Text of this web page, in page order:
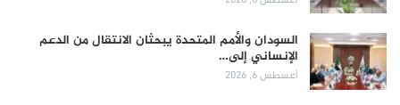
السودان والأمم المتحدة يبحثان الانتقال من الدعم
الإنساني إلى…
أغسطس 6, 2026